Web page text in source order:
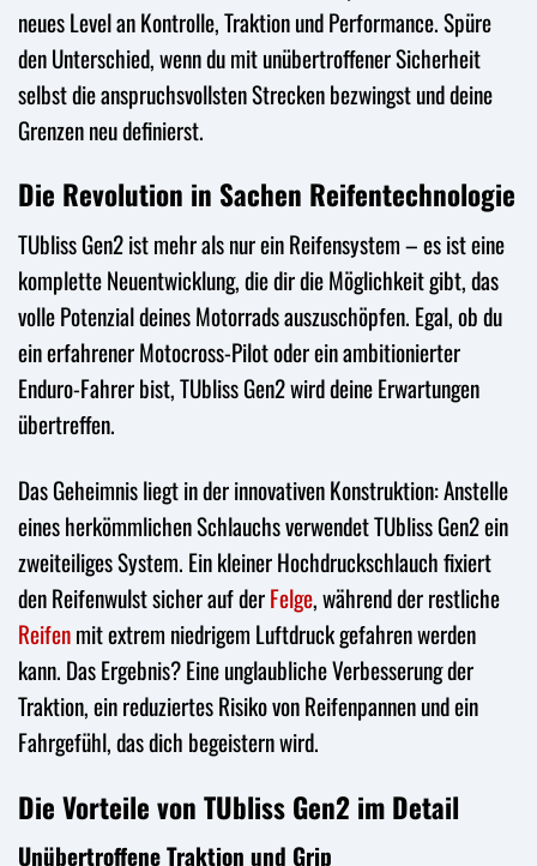
neues Level an Kontrolle, Traktion und Performance. Spüre
den Unterschied, wenn du mit unübertroffener Sicherheit
selbst die anspruchsvollsten Strecken bezwingst und deine
Grenzen neu definierst.
Die Revolution in Sachen Reifentechnologie
TUbliss Gen2 ist mehr als nur ein Reifensystem – es ist eine
komplette Neuentwicklung, die dir die Möglichkeit gibt, das
volle Potenzial deines Motorrads auszuschöpfen. Egal, ob du
ein erfahrener Motocross-Pilot oder ein ambitionierter
Enduro-Fahrer bist, TUbliss Gen2 wird deine Erwartungen
übertreffen.
Das Geheimnis liegt in der innovativen Konstruktion: Anstelle
eines herkömmlichen Schlauchs verwendet TUbliss Gen2 ein
zweiteiliges System. Ein kleiner Hochdruckschlauch fixiert
den Reifenwulst sicher auf derFelge, während der restliche
Reifenmit extrem niedrigem Luftdruck gefahren werden
kann. Das Ergebnis? Eine unglaubliche Verbesserung der
Traktion, ein reduziertes Risiko von Reifenpannen und ein
Fahrgefühl, das dich begeistern wird.
Die Vorteile von TUbliss Gen2 im Detail
Unübertroffene Traktion und Grip